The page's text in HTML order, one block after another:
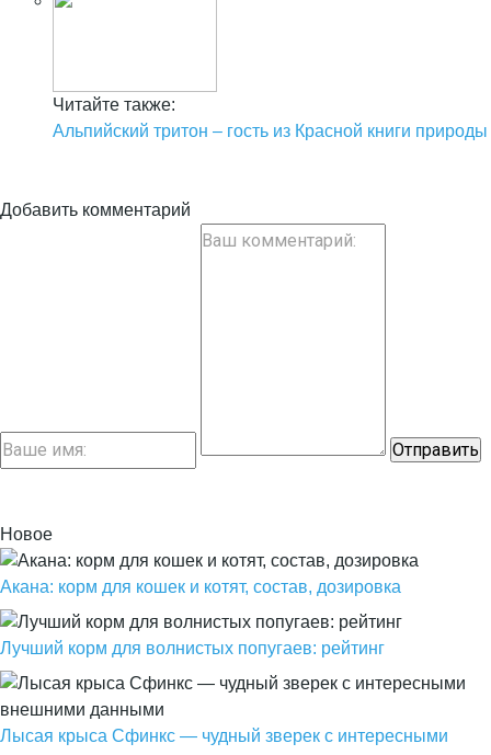
Читайте также:
Альпийский тритон – гость из Красной книги природы
Добавить комментарий
Новое
Акана: корм для кошек и котят, состав, дозировка
Лучший корм для волнистых попугаев: рейтинг
Лысая крыса Сфинкс — чудный зверек с интересными